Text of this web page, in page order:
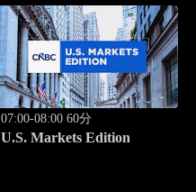
07:00-08:00 60分
U.S. Markets Edition